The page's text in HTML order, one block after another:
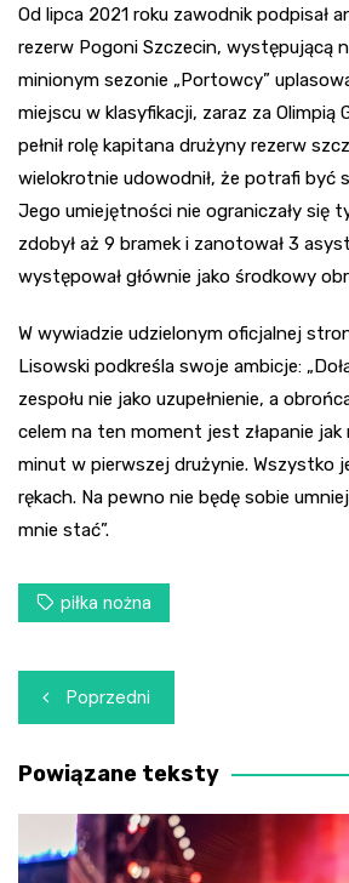
Od lipca 2021 roku zawodnik podpisał
rezerw Pogoni Szczecin, występującą
minionym sezonie „Portowcy”
miejscu w klasyfikacji, zaraz za Olimpią
pełnił rolę kapitana drużyny rezerw
wielokrotnie udowodnił, że potrafi być
Jego umiejętności nie ograniczały się
zdobył aż 9 bramek i zanotował 3
występował głównie jako środkowy
W wywiadzie udzielonym oficjalnej
Lisowski podkreśla swoje ambicje:
zespołu nie jako uzupełnienie, a
celem na ten moment jest złapanie jak
minut w pierwszej drużynie. Wszystko
rękach. Na pewno nie będę sobie
mnie stać”.
piłka nożna
Nawigacja
wpisu
Poprzedni
Powiązane teksty